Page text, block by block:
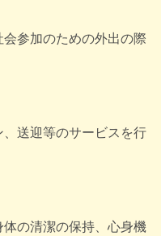
参加のための外出の際
送迎等のサービスを行
の清潔の保持、心身機